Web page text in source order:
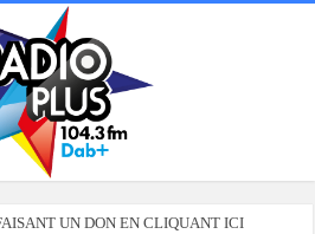
UN DON EN CLIQUANT ICI